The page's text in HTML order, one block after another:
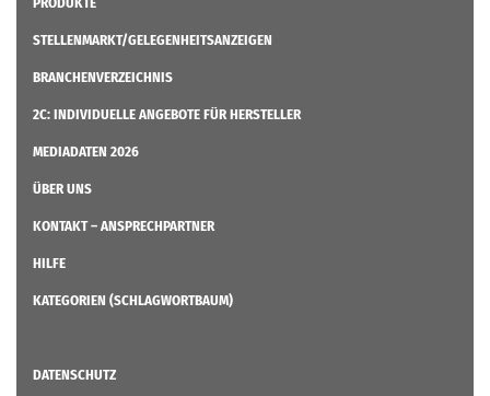
STELLENMARKT/GELEGENHEITSANZEIGEN
BRANCHENVERZEICHNIS
2C: INDIVIDUELLE ANGEBOTE FÜR HERSTELLER
MEDIADATEN 2026
ÜBER UNS
KONTAKT – ANSPRECHPARTNER
HILFE
KATEGORIEN (SCHLAGWORTBAUM)
DATENSCHUTZ